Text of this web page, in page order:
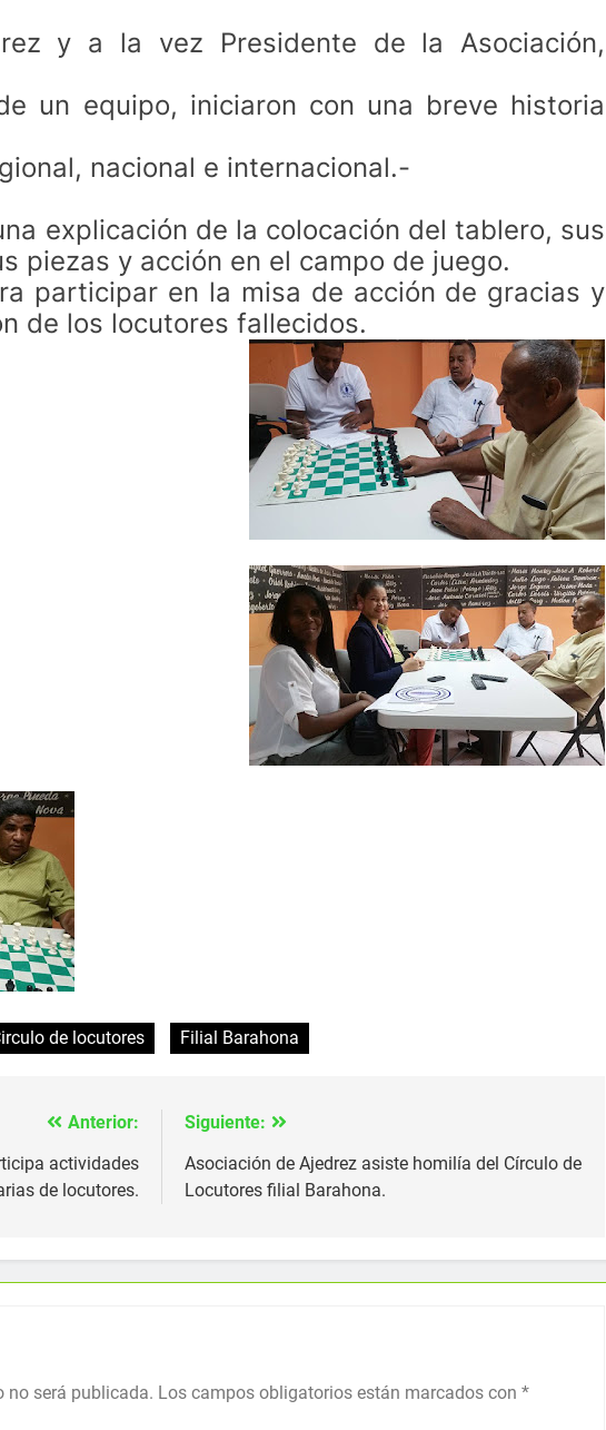
y a la vez Presidente de la Asociación,
un equipo, iniciaron con una breve historia
nacional e internacional.-
explicación de la colocación del tablero, sus
piezas y acción en el campo de juego.
participar en la misa de acción de gracias y
de los locutores fallecidos.
de locutores Filial Barahona
Anterior:
actividades
de locutores.
Siguiente:
Asociación de Ajedrez asiste homilía del Círculo de
Locutores filial Barahona.
no será publicada. Los campos obligatorios están marcados con *